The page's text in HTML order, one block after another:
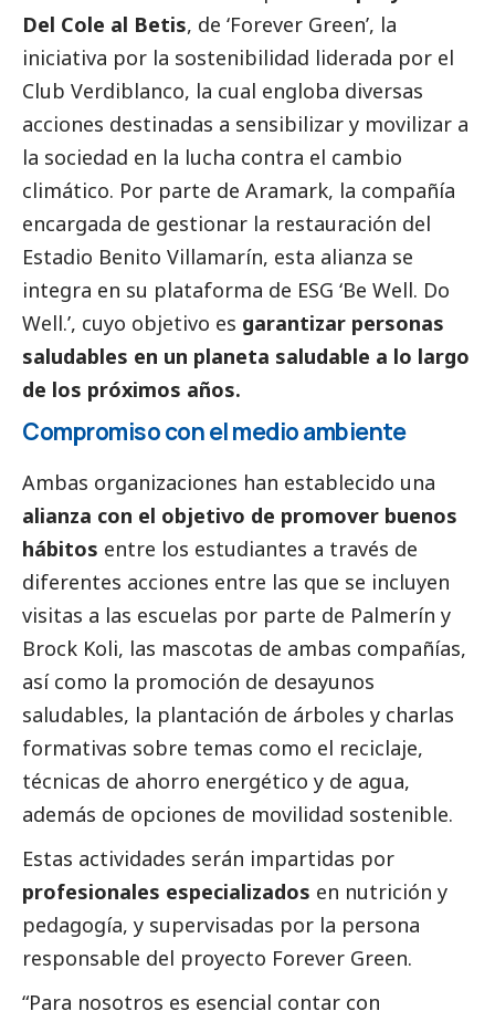
Del Cole al Betis, de ‘Forever Green’, la
iniciativa por la sostenibilidad liderada por el
Club Verdiblanco, la cual engloba diversas
acciones destinadas a sensibilizar y movilizar a
la sociedad en la lucha contra el cambio
climático. Por parte de Aramark, la compañía
encargada de gestionar la restauración del
Estadio Benito Villamarín, esta alianza se
integra en su plataforma de ESG ‘Be Well. Do
Well.’, cuyo objetivo es garantizar personas
saludables en un planeta saludable a lo largo
de los próximos años.
Compromiso con el medio ambiente
Ambas organizaciones han establecido una
alianza con el objetivo de promover buenos
hábitos entre los estudiantes a través de
diferentes acciones entre las que se incluyen
visitas a las escuelas por parte de Palmerín y
Brock Koli, las mascotas de ambas compañías,
así como la promoción de desayunos
saludables, la plantación de árboles y charlas
formativas sobre temas como el reciclaje,
técnicas de ahorro energético y de agua,
además de opciones de movilidad sostenible.
Estas actividades serán impartidas por
profesionales especializados en nutrición y
pedagogía, y supervisadas por la persona
responsable del proyecto Forever Green.
“Para nosotros es esencial contar con